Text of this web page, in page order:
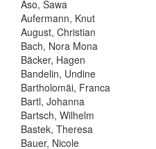
Aso, Sawa
Aufermann, Knut
August, Christian
Bach, Nora Mona
Bäcker, Hagen
Bandelin, Undine
Bartholomäi, Franca
Bartl, Johanna
Bartsch, Wilhelm
Bastek, Theresa
Bauer, Nicole